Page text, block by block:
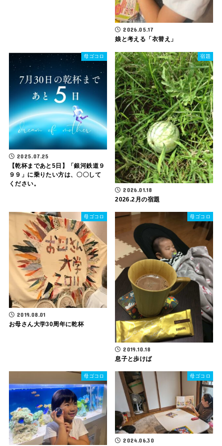
2026.05.17
娘と考える「衣替え」
母ゴコロ
2025.07.25
【乾杯まであと5日】「銀河鉄道９
９９」に乗りたい方は、〇〇して
ください。
宿題
2026.01.18
2026.2月の宿題
母ゴコロ
2019.08.01
お母さん大学30周年に乾杯
母ゴコロ
2019.10.18
息子と歩けば
母ゴコロ 母ゴコロ
2024.06.30